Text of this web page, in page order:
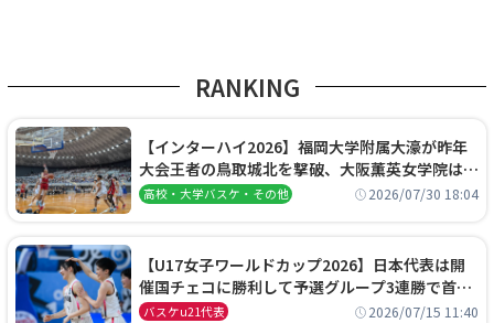
RANKING
【インターハイ2026】福岡大学附属大濠が昨年
大会王者の鳥取城北を撃破、大阪薫英女学院は岐
阜女子に完勝、大会3日目試合結果
高校・大学バスケ・その他 2026/07/30 18:04
【U17女子ワールドカップ2026】日本代表は開
催国チェコに勝利して予選グループ3連勝で首位
通過！準々決勝の相手はエジプトに決定
バスケu21代表 2026/07/15 11:40